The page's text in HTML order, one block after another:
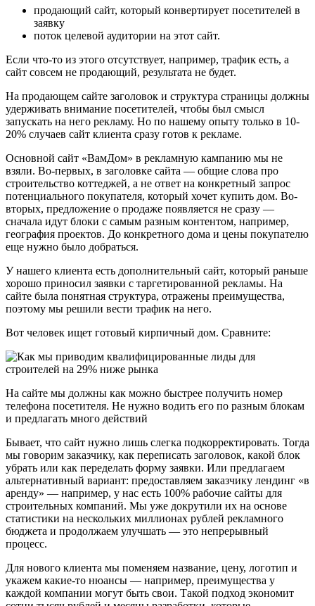
продающий сайт, который конвертирует посетителей в
заявку
поток целевой аудитории на этот сайт.
Если что-то из этого отсутствует, например, трафик есть, а
сайт совсем не продающий, результата не будет.
На продающем сайте заголовок и структура страницы должны
удерживать внимание посетителей, чтобы был смысл
запускать на него рекламу. Но по нашему опыту только в 10-
20% случаев сайт клиента сразу готов к рекламе.
Основной сайт «ВамДом» в рекламную кампанию мы не
взяли. Во-первых, в заголовке сайта — общие слова про
строительство коттеджей, а не ответ на конкретный запрос
потенциального покупателя, который хочет купить дом. Во-
вторых, предложение о продаже появляется не сразу —
сначала идут блоки с самым разным контентом, например,
география проектов. До конкретного дома и цены покупателю
еще нужно было добраться.
У нашего клиента есть дополнительный сайт, который раньше
хорошо приносил заявки с таргетированной рекламы. На
сайте была понятная структура, отражены преимущества,
поэтому мы решили вести трафик на него.
Вот человек ищет готовый кирпичный дом. Сравните:
На сайте мы должны как можно быстрее получить номер
телефона посетителя. Не нужно водить его по разным блокам
и предлагать много действий
Бывает, что сайт нужно лишь слегка подкорректировать. Тогда
мы говорим заказчику, как переписать заголовок, какой блок
убрать или как переделать форму заявки. Или предлагаем
альтернативный вариант: предоставляем заказчику лендинг «в
аренду» — например, у нас есть 100% рабочие сайты для
строительных компаний. Мы уже докрутили их на основе
статистики на нескольких миллионах рублей рекламного
бюджета и продолжаем улучшать — это непрерывный
процесс.
Для нового клиента мы поменяем название, цену, логотип и
укажем какие-то нюансы — например, преимущества у
каждой компании могут быть свои. Такой подход экономит